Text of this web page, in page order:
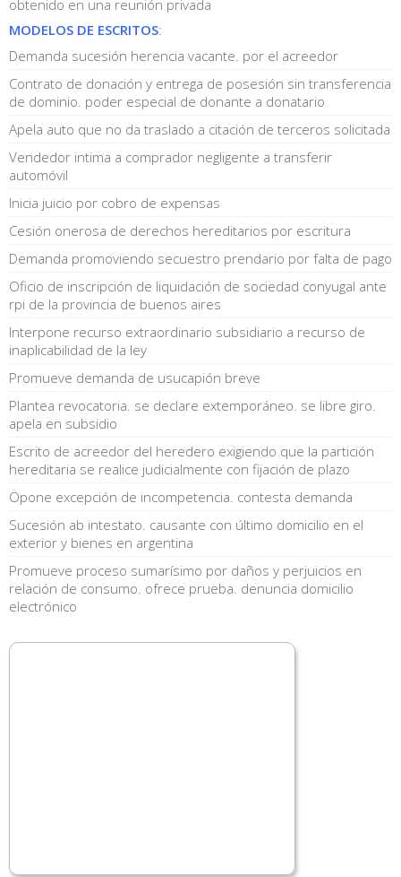
obtenido en una reunión privada
MODELOS DE ESCRITOS:
Demanda sucesión herencia vacante. por el acreedor
Contrato de donación y entrega de posesión sin transferencia
de dominio. poder especial de donante a donatario
Apela auto que no da traslado a citación de terceros solicitada
Vendedor intima a comprador negligente a transferir
automóvil
Inicia juicio por cobro de expensas
Cesión onerosa de derechos hereditarios por escritura
Demanda promoviendo secuestro prendario por falta de pago
Oficio de inscripción de liquidación de sociedad conyugal ante
rpi de la provincia de buenos aires
Interpone recurso extraordinario subsidiario a recurso de
inaplicabilidad de la ley
Promueve demanda de usucapión breve
Plantea revocatoria. se declare extemporáneo. se libre giro.
apela en subsidio
Escrito de acreedor del heredero exigiendo que la partición
hereditaria se realice judicialmente con fijación de plazo
Opone excepción de incompetencia. contesta demanda
Sucesión ab intestato. causante con último domicilio en el
exterior y bienes en argentina
Promueve proceso sumarísimo por daños y perjuicios en
relación de consumo. ofrece prueba. denuncia domicilio
electrónico